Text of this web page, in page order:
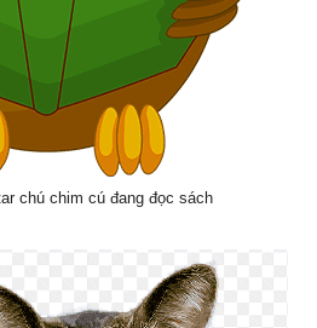
chú chim cú đang đọc sách